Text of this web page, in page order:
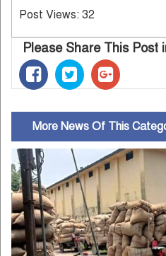
Post Views: 32
Please Share This Post
More News Of This